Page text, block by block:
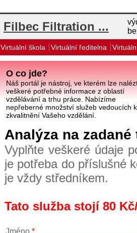
Filbec Filtration ...
Virtuální škola Virtuální ředitelna
O co jde?
Náš portál je nástroj, ve kterém lze
veškeré potřebné informace z oblastí
vzdělávání a trhu práce. Nabízíme
nepřeberné množství služeb vedoucích
zkvalitnění Vašeho vzdělání.
Analýza na zadané
Vyplňte veškeré údaje
je potřeba do příslušné
je vždy středníkem.
Tato služba stojí 80
Jméno *